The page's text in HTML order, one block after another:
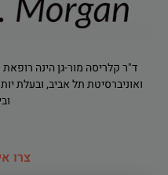
ד"ר קלריסה מור-גן הינה
צרו